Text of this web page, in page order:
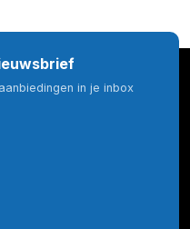
in je inbox